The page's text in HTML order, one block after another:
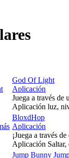
God Of Light
Aplicación
Juega a través de
Aplicación luz,
BloxdHop
Aplicación
¡Juega a través
Aplicación Saltar,
Jump Bunny